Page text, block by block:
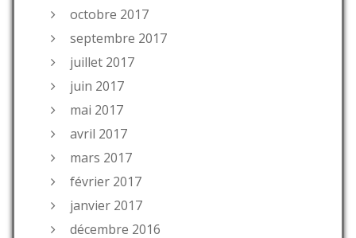
octobre 2017
septembre 2017
juillet 2017
juin 2017
mai 2017
avril 2017
mars 2017
février 2017
janvier 2017
décembre 2016